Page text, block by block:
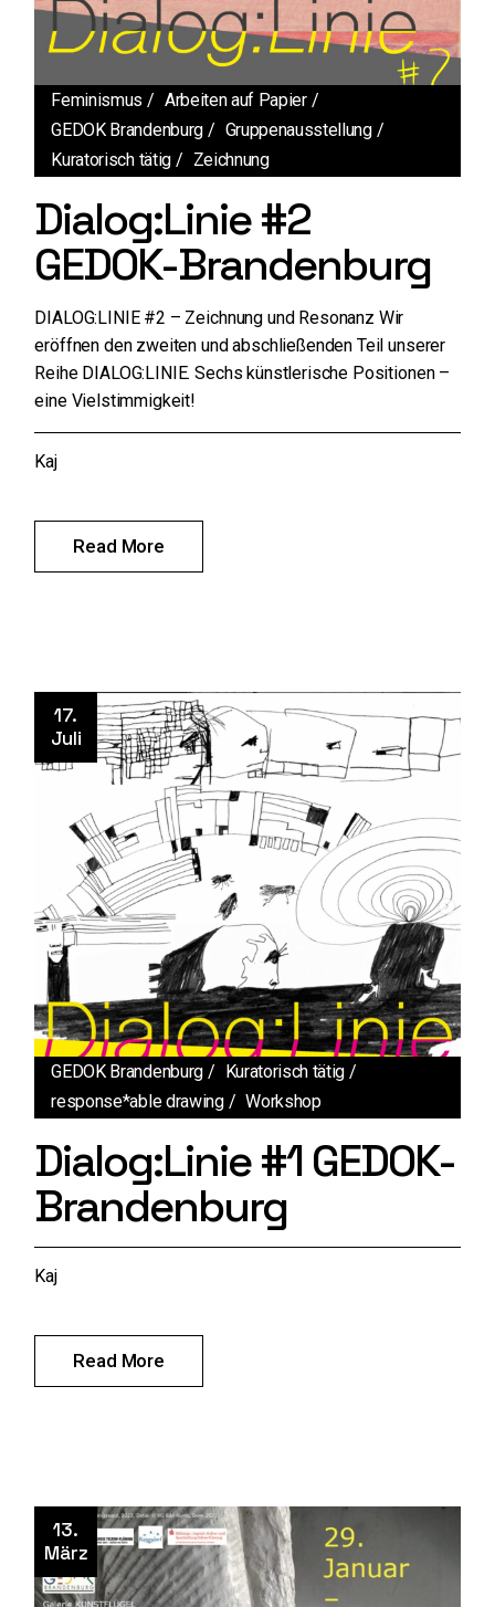
Feminismus
Arbeiten auf Papier
GEDOK Brandenburg
Gruppenausstellung
Kuratorisch tätig
Zeichnung
Dialog:Linie #2
GEDOK-Brandenburg
DIALOG:LINIE #2 – Zeichnung und Resonanz Wir
eröffnen den zweiten und abschließenden Teil unserer
Reihe DIALOG:LINIE. Sechs künstlerische Positionen –
eine Vielstimmigkeit!
Read More
Kaj
17.
Juli
GEDOK Brandenburg
Kuratorisch tätig
response*able drawing
Workshop
Dialog:Linie #1 GEDOK-
Brandenburg
Read More
Kaj
13.
März